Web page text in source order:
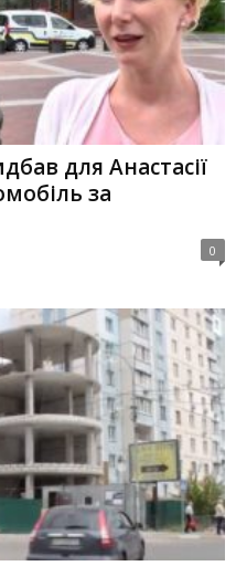
для Анастасії
за
0